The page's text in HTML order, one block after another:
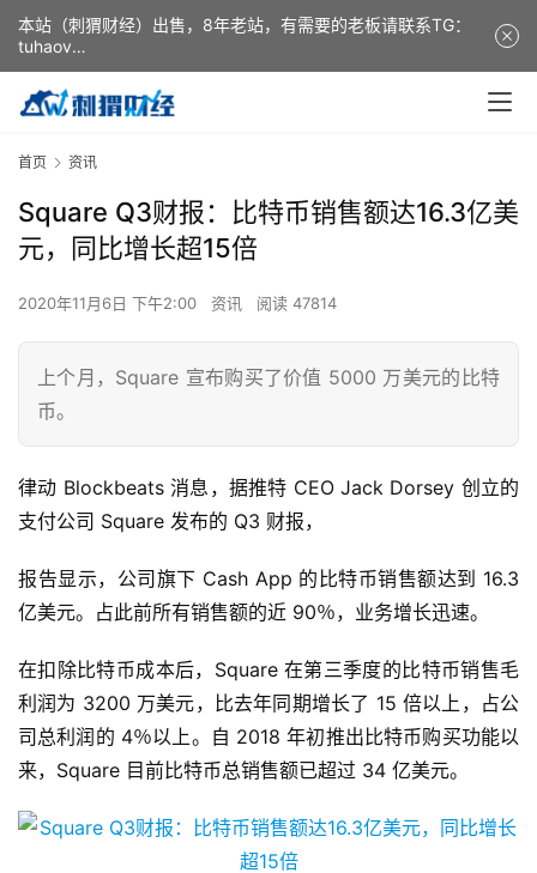
首页 资讯
Square Q3财报：比特币销售额达16.3亿美
元，同比增长超15倍
2020年11月6日 下午2:00 资讯 阅读 47814
上个月，Square 宣布购买了价值 5000 万美元的比特
币。
律动 Blockbeats 消息，据推特 CEO Jack Dorsey 创立的
支付公司 Square 发布的 Q3 财报，
报告显示，公司旗下 Cash App 的比特币销售额达到 16.3
亿美元。占此前所有销售额的近 90％，业务增长迅速。
在扣除比特币成本后，Square 在第三季度的比特币销售毛
利润为 3200 万美元，比去年同期增长了 15 倍以上，占公
司总利润的 4％以上。自 2018 年初推出比特币购买功能以
来，Square 目前比特币总销售额已超过 34 亿美元。
本站（刺猬财经）出售，8年老站，有需要的老板请联系TG：
tuhaov
This website (ciweicaijing) is for sale. It is a 8-year-old
website. If you need it, please contact TG: tuhaov